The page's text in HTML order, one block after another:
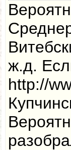
ж.д.
http://